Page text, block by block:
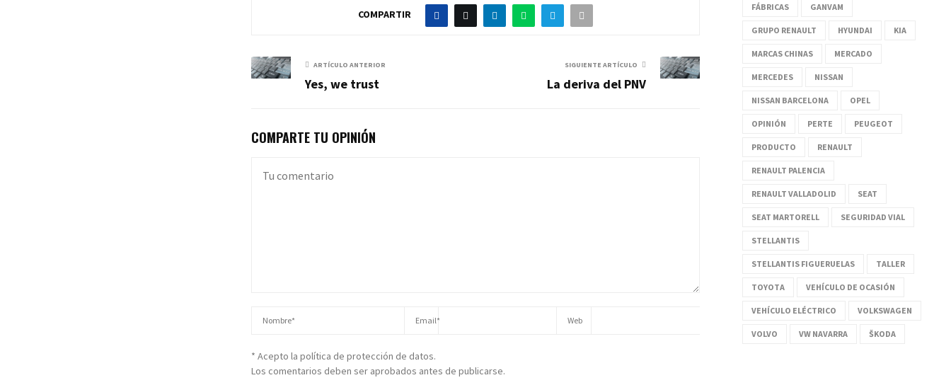
COMPARTIR
ARTÍCULO ANTERIOR
Yes, we trust
SIGUIENTE ARTÍCULO
La deriva del PNV
COMPARTE TU OPINIÓN
* Acepto la política de protección de datos.
Los comentarios deben ser aprobados antes de publicarse.
FÁBRICAS GANVAM
GRUPO RENAULT HYUNDAI KIA
MARCAS CHINAS MERCADO
MERCEDES NISSAN
NISSAN BARCELONA OPEL
OPINIÓN PERTE PEUGEOT
PRODUCTO RENAULT
RENAULT PALENCIA
RENAULT VALLADOLID SEAT
SEAT MARTORELL SEGURIDAD VIAL
STELLANTIS
STELLANTIS FIGUERUELAS TALLER
TOYOTA VEHÍCULO DE OCASIÓN
VEHÍCULO ELÉCTRICO VOLKSWAGEN
VOLVO VW NAVARRA ŠKODA